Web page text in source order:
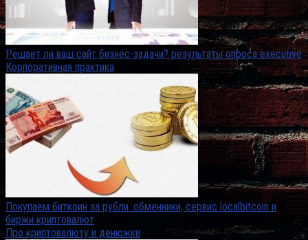
Решает ли ваш сайт бизнес-задачи? результаты опроса executive
Корпоративная практика
Покупаем биткоин за рубли. обменники, сервис localbitcoin и
биржи криптовалют
Про криптовалюту и денюжки